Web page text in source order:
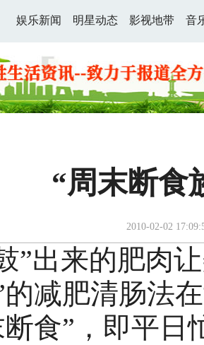
娱乐新闻 明星动态 影视地带 音
“周末断食
2010-02-02
出来的肥肉让
的减肥清肠法
食”，即平